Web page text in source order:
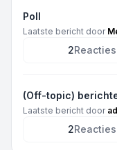
Poll
Laatste bericht door
2Reacties
(Off-topic)
Laatste bericht door
2Reacties